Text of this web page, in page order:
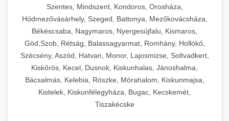
chef-iparikonyhagepek.hu
kereskedelmi csomagoló gép
professzionális konyhák számára. Nagy
kapacitású sütő- és főzőberendezés precíz
hőmérséklet-szabályozással.
chef-iparikonyhagepek.hu
kereskedelmi sütősütő
❄️ 25. Ipari Hűtőszekrény +
Professzionális hűtőegységek és hűtőkamrák
kereskedelmi konyhák számára.
Energiahatékony hűtési megoldások nagy
kapacitással.
chef-iparikonyhagepek.hu
💧 26. Ipari Mosogatógép +
Kereskedelmi mosogatóberendezések nagy
forgalmú éttermi műveletekhez. Gyors tisztítási
ciklusok fertőtlenítési képességekkel.
🧀 27. Ipari Sajtreszelő Gép +
Szentes, Mindszent, Kondoros, Orosháza,
Hódmezővásárhely, Szeged, Battonya, Mezőkovácsháza,
Békéscsaba, Nagymaros, Nyergesújfalu, Kismaros,
Göd,Szob, Rétság, Balassagyarmat, Romhány, Hollókő,
Szécsény, Aszód, Hatvan, Monor, Lajosmizse, Soltvadkert,
Kiskőrös, Kecel, Dusnok, Kiskunhalas, Jánoshalma,
Bácsalmás, Kelebia, Röszke, Mórahalom, Kiskunmajsa,
Kistelek, Kiskunfélegyháza, Bugac, Kecskemét,
Tiszakécske